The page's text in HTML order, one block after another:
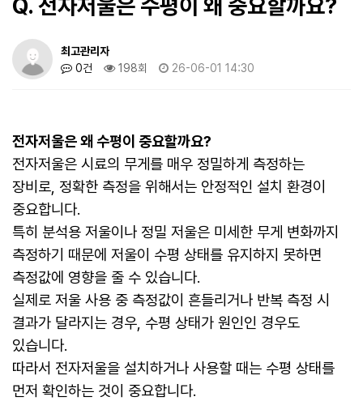
Q. 전자저울은 수평이 왜 중요할까요?
최고관리자
0건
198회 26-06-01 14:30
전자저울은 왜 수평이 중요할까요?
전자저울은 시료의 무게를 매우 정밀하게 측정하는
장비로, 정확한 측정을 위해서는 안정적인 설치 환경이
중요합니다.
특히 분석용 저울이나 정밀 저울은 미세한 무게 변화까지
측정하기 때문에 저울이 수평 상태를 유지하지 못하면
측정값에 영향을 줄 수 있습니다.
실제로 저울 사용 중 측정값이 흔들리거나 반복 측정 시
결과가 달라지는 경우, 수평 상태가 원인인 경우도
있습니다.
따라서 전자저울을 설치하거나 사용할 때는 수평 상태를
먼저 확인하는 것이 중요합니다.